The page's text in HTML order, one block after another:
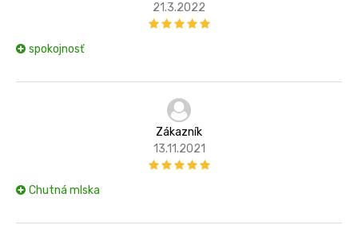
21.3.2022
spokojnosť
Zákazník
13.11.2021
Chutná mlska